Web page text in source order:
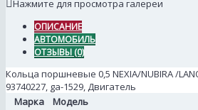
Нажмите для просмотра галереи
ОПИСАНИЕ
АВТОМОБИЛЬ
ОТЗЫВЫ (0)
Кольца поршневые 0,5 NEXIA/NUBIRA /
93740227, ga-1529, Двигатель
Марка
Модель